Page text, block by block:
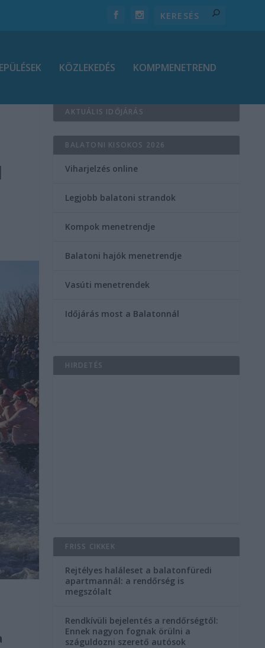
KÖZLEKEDÉS KOMPMENETREND
AKTUÁLIS IDŐJÁRÁS
BALATONI KISOKOS 2026
Viharjelzés online
Legjobb balatoni strandok
Kompok menetrendje
Balatoni hajók menetrendje
Vasúti menetrendek
Időjárás most a Balatonnál
HIRDETÉS
FRISS CIKKEK
Rejtélyes haláleset a balatonfüredi
apartmannál: a rendőrség is
megszólalt
Rendkívüli bejelentés a rendőrségtől:
Ennek nagyon fognak örülni a
száguldozni szerető autósok